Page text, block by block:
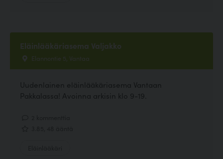
Eläinlääkäriasema Valjakko
Elannontie 5, Vantaa
Uudenlainen eläinlääkäriasema Vantaan
Pakkalassa! Avoinna arkisin klo 9-19.